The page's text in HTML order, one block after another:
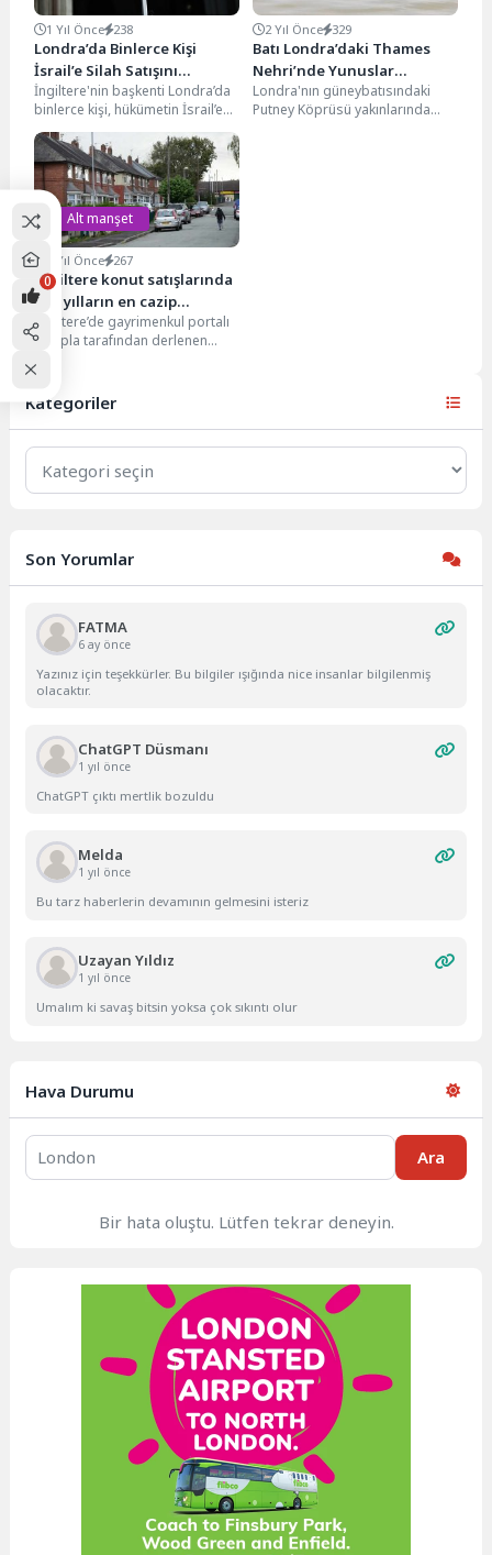
1 Yıl Önce 238
Londra’da Binlerce Kişi
İsrail’e Silah Satışını
Protesto Etti
İngiltere'nin başkenti Londra’da
binlerce kişi, hükümetin İsrail’e
silah satışını durdurması
talebiyle protesto gösterisi
düzenledi. Göstericiler,...
2 Yıl Önce 329
Batı Londra’daki Thames
Nehri’nde Yunuslar
Görüldü
Londra'nın güneybatısındaki
Putney Köprüsü yakınlarında
Alt manşet
3 Yıl Önce 267
İngiltere konut satışlarında
son yılların en cazip
indirimleri
İngiltere’de gayrimenkul portalı
Zoopla tarafından derlenen
satışı gerçekleştirebilmek için
talep ettikleri...
Kategoriler
Kategoriler
Son Yorumlar
FATMA
6 ay önce
Yazınız için teşekkürler. Bu bilgiler ışığında nice insanlar bilgilenmiş
olacaktır.
ChatGPT Düsmanı
1 yıl önce
ChatGPT çıktı mertlik bozuldu
Melda
1 yıl önce
Bu tarz haberlerin devamının gelmesini isteriz
Uzayan Yıldız
1 yıl önce
Umalım ki savaş bitsin yoksa çok sıkıntı olur
Hava Durumu
Ara
Bir hata oluştu. Lütfen tekrar deneyin.
0